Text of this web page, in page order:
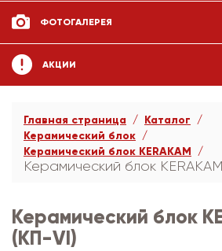
ФОТОГАЛЕРЕЯ
АКЦИИ
Главная страница
Каталог
Керамический блок
Керамический блок KERAKAM
Керамический блок
Керамический блок
(КП-VI)